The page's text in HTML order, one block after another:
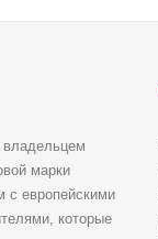
владельцем
марки
с европейскими
которые